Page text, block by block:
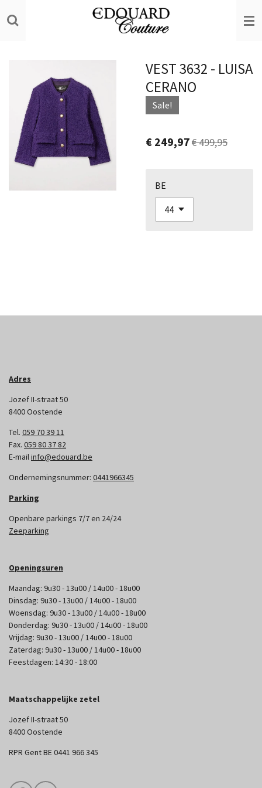
direct
VEST 3632 - LUISA
CERANO
Sale!
€ 249,97€ 499,95
BE
Adres
Jozef II-straat 50
8400 Oostende
Tel. 059 70 39 11
Fax. 059 80 37 82
E-mailinfo@edouard.be
Ondernemingsnummer: 0441966345
Parking
Openbare parkings 7/7 en 24/24
Zeeparking
Openingsuren
Maandag: 9u30 - 13u00 / 14u00 - 18u00
Dinsdag: 9u30 - 13u00 / 14u00 - 18u00
Woensdag: 9u30 - 13u00 / 14u00 - 18u00
Donderdag: 9u30 - 13u00 / 14u00 - 18u00
Vrijdag: 9u30 - 13u00 / 14u00 - 18u00
Zaterdag: 9u30 - 13u00 / 14u00 - 18u00
Feestdagen: 14:30 - 18:00
Maatschappelijke zetel
Jozef II-straat 50
8400 Oostende
RPR Gent BE 0441 966 345